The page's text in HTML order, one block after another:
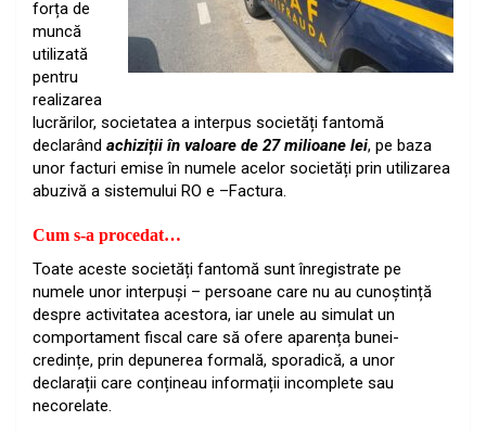
forța de
muncă
utilizată
pentru
realizarea
lucrărilor, societatea a interpus societăți fantomă
declarând achiziții în valoare de 27 milioane lei, pe baza
unor facturi emise în numele acelor societăți prin utilizarea
abuzivă a sistemului RO e –Factura.
Cum s-a procedat…
Toate aceste societăți fantomă sunt înregistrate pe
numele unor interpuși – persoane care nu au cunoștință
despre activitatea acestora, iar unele au simulat un
comportament fiscal care să ofere aparența bunei-
credințe, prin depunerea formală, sporadică, a unor
declarații care conțineau informații incomplete sau
necorelate.